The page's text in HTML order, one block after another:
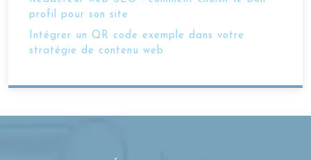
profil pour son site
Intégrer un QR code exemple dans votre
stratégie de contenu web